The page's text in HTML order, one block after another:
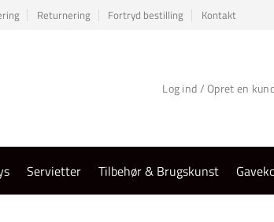
Returnering Fortryd bestilling Kontakt
Log ind / Opret en
Servietter Tilbehør & Brugskunst